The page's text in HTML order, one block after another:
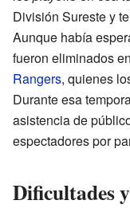
División Sureste y
Aunque había
fueron eliminados
Rangers, quienes
Durante esa
asistencia de
espectadores por
Dificultades